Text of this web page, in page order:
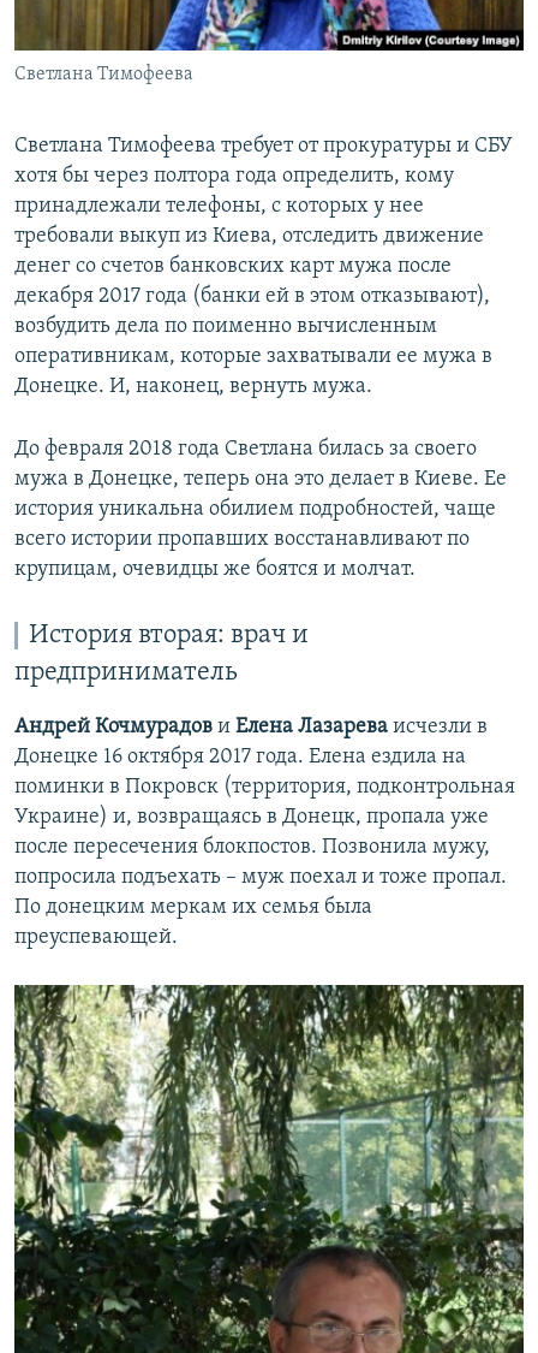
Светлана Тимофеева
Светлана Тимофеева требует от прокуратуры и СБУ
хотя бы через полтора года определить, кому
принадлежали телефоны, с которых у нее
требовали выкуп из Киева, отследить движение
денег со счетов банковских карт мужа после
декабря 2017 года (банки ей в этом отказывают),
возбудить дела по поименно вычисленным
оперативникам, которые захватывали ее мужа в
Донецке. И, наконец, вернуть мужа.
До февраля 2018 года Светлана билась за своего
мужа в Донецке, теперь она это делает в Киеве. Ее
история уникальна обилием подробностей, чаще
всего истории пропавших восстанавливают по
крупицам, очевидцы же боятся и молчат.
История вторая: врач и
предприниматель
Андрей Кочмурадов и Елена Лазарева исчезли в
Донецке 16 октября 2017 года. Елена ездила на
поминки в Покровск (территория, подконтрольная
Украине) и, возвращаясь в Донецк, пропала уже
после пересечения блокпостов. Позвонила мужу,
попросила подъехать – муж поехал и тоже пропал.
По донецким меркам их семья была
преуспевающей.